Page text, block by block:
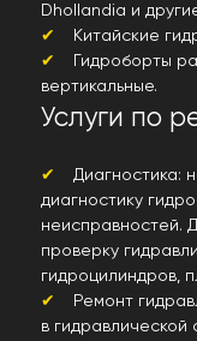
Dhollandia и
Китайские
Гидроборты
вертикальные.
Услуги по
Диагностика:
диагностику
неисправностей.
проверку
гидроцилиндров,
Ремонт
в